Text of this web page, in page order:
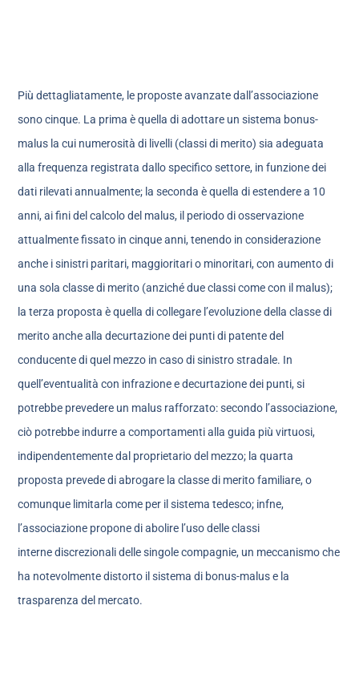
Più dettagliatamente, le proposte avanzate dall’associazione
sono cinque. La prima è quella di adottare un sistema bonus-
malus la cui numerosità di livelli (classi di merito) sia adeguata
alla frequenza registrata dallo specifico settore, in funzione dei
dati rilevati annualmente; la seconda è quella di estendere a 10
anni, ai fini del calcolo del malus, il periodo di osservazione
attualmente fissato in cinque anni, tenendo in considerazione
anche i sinistri paritari, maggioritari o minoritari, con aumento di
una sola classe di merito (anziché due classi come con il malus);
la terza proposta è quella di collegare l’evoluzione della classe di
merito anche alla decurtazione dei punti di patente del
conducente di quel mezzo in caso di sinistro stradale. In
quell’eventualità con infrazione e decurtazione dei punti, si
potrebbe prevedere un malus rafforzato: secondo l’associazione,
ciò potrebbe indurre a comportamenti alla guida più virtuosi,
indipendentemente dal proprietario del mezzo; la quarta
proposta prevede di abrogare la classe di merito familiare, o
comunque limitarla come per il sistema tedesco; infne,
l’associazione propone di abolire l’uso delle classi
interne discrezionali delle singole compagnie, un meccanismo che
ha notevolmente distorto il sistema di bonus-malus e la
trasparenza del mercato.